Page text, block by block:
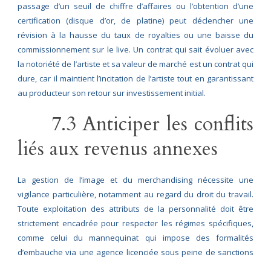
passage d’un seuil de chiffre d’affaires ou l’obtention d’une
certification (disque d’or, de platine) peut déclencher une
révision à la hausse du taux de royalties ou une baisse du
commissionnement sur le live. Un contrat qui sait évoluer avec
la notoriété de l’artiste et sa valeur de marché est un contrat qui
dure, car il maintient l’incitation de l’artiste tout en garantissant
au producteur son retour sur investissement initial.
7.3 Anticiper les conflits
liés aux revenus annexes
La gestion de l’image et du merchandising nécessite une
vigilance particulière, notamment au regard du droit du travail.
Toute exploitation des attributs de la personnalité doit être
strictement encadrée pour respecter les régimes spécifiques,
comme celui du mannequinat qui impose des formalités
d’embauche via une agence licenciée sous peine de sanctions